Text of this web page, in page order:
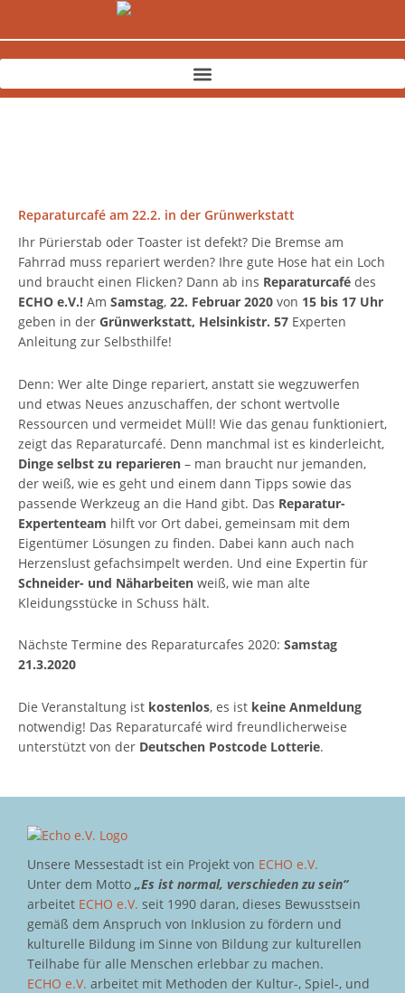
Reparaturcafé am 22.2. in der Grünwerkstatt
Ihr Pürierstab oder Toaster ist defekt? Die Bremse am
Fahrrad muss repariert werden? Ihre gute Hose hat ein Loch
und braucht einen Flicken? Dann ab ins Reparaturcafé des
ECHO e.V.! Am Samstag, 22. Februar 2020 von 15 bis 17 Uhr
geben in der Grünwerkstatt, Helsinkistr. 57 Experten
Anleitung zur Selbsthilfe!
Denn: Wer alte Dinge repariert, anstatt sie wegzuwerfen
und etwas Neues anzuschaffen, der schont wertvolle
Ressourcen und vermeidet Müll! Wie das genau funktioniert,
zeigt das Reparaturcafé. Denn manchmal ist es kinderleicht,
Dinge selbst zu reparieren – man braucht nur jemanden,
der weiß, wie es geht und einem dann Tipps sowie das
passende Werkzeug an die Hand gibt. Das Reparatur-
Expertenteam hilft vor Ort dabei, gemeinsam mit dem
Eigentümer Lösungen zu finden. Dabei kann auch nach
Herzenslust gefachsimpelt werden. Und eine Expertin für
Schneider- und Näharbeiten weiß, wie man alte
Kleidungsstücke in Schuss hält.
Nächste Termine des Reparaturcafes 2020: Samstag
21.3.2020
Die Veranstaltung ist kostenlos, es ist keine Anmeldung
notwendig! Das Reparaturcafé wird freundlicherweise
unterstützt von der Deutschen Postcode Lotterie.
Unsere Messestadt ist ein Projekt von ECHO e.V.
Unter dem Motto „Es ist normal, verschieden zu sein“
arbeitet ECHO e.V. seit 1990 daran, dieses Bewusstsein
gemäß dem Anspruch von Inklusion zu fördern und
kulturelle Bildung im Sinne von Bildung zur kulturellen
Teilhabe für alle Menschen erlebbar zu machen.
ECHO e.V. arbeitet mit Methoden der Kultur-, Spiel-, und